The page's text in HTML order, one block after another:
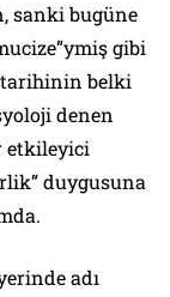
sanki bugüne
gibi
tarihinin belki
denen
etkileyici
duygusuna
adı